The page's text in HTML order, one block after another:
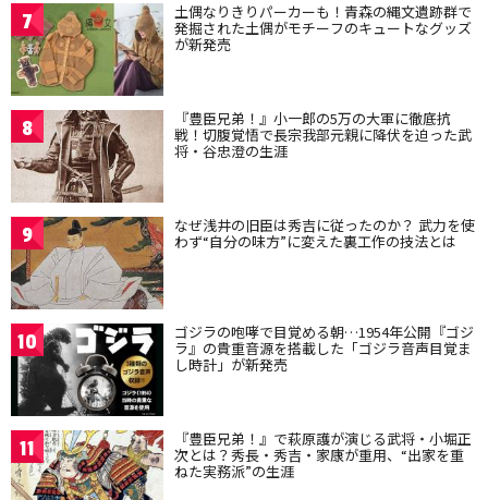
7 土偶なりきりパーカーも！青森の縄文遺跡群で
発掘された土偶がモチーフのキュートなグッズ
が新発売
8 『豊臣兄弟！』小一郎の5万の大軍に徹底抗
戦！切腹覚悟で長宗我部元親に降伏を迫った武
将・谷忠澄の生涯
9 なぜ浅井の旧臣は秀吉に従ったのか？ 武力を使
わず“自分の味方”に変えた裏工作の技法とは
10 ゴジラの咆哮で目覚める朝…1954年公開『ゴジ
ラ』の貴重音源を搭載した「ゴジラ音声目覚ま
し時計」が新発売
11 『豊臣兄弟！』で萩原護が演じる武将・小堀正
次とは？秀長・秀吉・家康が重用、“出家を重
ねた実務派”の生涯